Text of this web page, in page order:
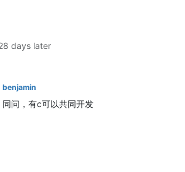
days later
benjamin
同问，有c可以共同开发